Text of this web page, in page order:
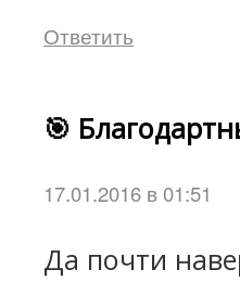
Ответить
🎯
17.01.2016 в 01:51
Да почти